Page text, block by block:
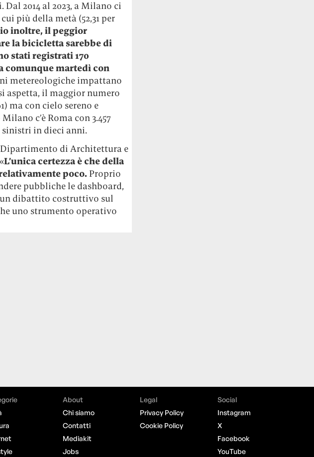
2014 al 2023, a Milano ci
più della metà (52,31 per
inoltre, il peggior
la bicicletta sarebbe di
stati registrati 170
comunque martedì con
metereologiche impattano
aspetta, il maggior numero
ma con cielo sereno e
c’è Roma con 3.457
sinistri in dieci anni.
di Architettura e
L’unica certezza è che della
poco.Proprio
pubbliche le dashboard,
dibattito costruttivo sul
uno strumento operativo
About
Chi siamo
Contatti
Mediakit
Jobs
Legal
Privacy Policy
Cookie Policy
Social
Instagram
X
Facebook
YouTube